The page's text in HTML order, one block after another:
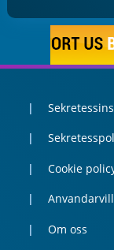
Cookie
Om oss